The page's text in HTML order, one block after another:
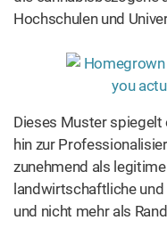
Hochschulen und
Dieses Muster spiegelt
hin zur
zunehmend als
landwirtschaftliche
und nicht mehr als